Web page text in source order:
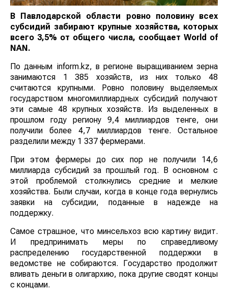
В Павлодарской области ровно половину всех
субсидий забирают крупные хозяйства, которых
всего 3,5% от общего числа, сообщает World of
NAN.
По данным inform.kz, в регионе выращиванием зерна
занимаются 1 385 хозяйств, из них только 48
считаются крупными. Ровно половину выделяемых
государством многомиллиардных субсидий получают
эти самые 48 крупных хозяйств. Из выделенных в
прошлом году региону 9,4 миллиардов тенге, они
получили более 4,7 миллиардов тенге. Остальное
разделили между 1 337 фермерами.
При этом фермеры до сих пор не получили 14,6
миллиарда субсидий за прошлый год. В основном с
этой проблемой столкнулись средние и мелкие
хозяйства. Были случаи, когда в конце года вернулись
заявки на субсидии, поданные в надежде на
поддержку.
Самое страшное, что минсельхоз всю картину видит.
И предпринимать меры по справедливому
распределению государственной поддержки в
ведомстве не собираются. Государство продолжит
вливать деньги в олигархию, пока другие сводят концы
с концами.